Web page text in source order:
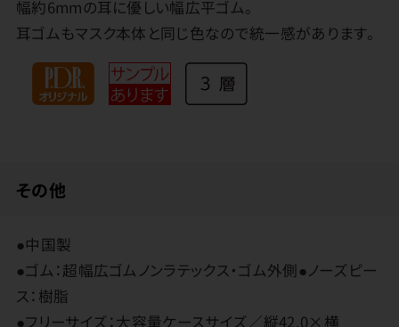
幅約6mmの耳に優しい幅広平ゴム。
耳ゴムもマスク本体と同じ色なので統一感があります。
その他
●中国製
●ゴム：超幅広ゴムノンラテックス・ゴム外側●ノーズピー
ス：樹脂
●フリーサイズ：大容量ケースサイズ／縦42.0×横